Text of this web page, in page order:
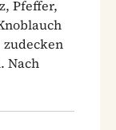
Pfeffer,
Nach